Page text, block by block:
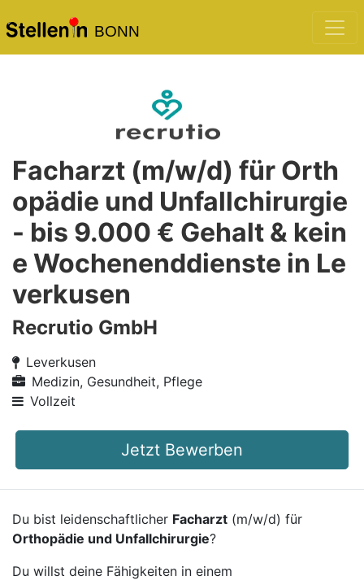
BONN
Facharzt (m/w/d) für Orth
opädie und Unfallchirurgie
- bis 9.000 € Gehalt & kein
e Wochenenddienste in Le
verkusen
Recrutio GmbH
Leverkusen
Medizin, Gesundheit, Pflege
Vollzeit
Jetzt Bewerben
Du bist leidenschaftlicher Facharzt (m/w/d) für
Orthopädie und Unfallchirurgie?
Du willst deine Fähigkeiten in einem